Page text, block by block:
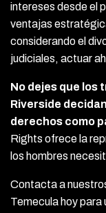
intereses desde el
ventajas
considerando el
judiciales, actuar
No dejes que los
Riverside
derechos como
Rights ofrece la
los hombres
Contacta a
Temecula hoy para